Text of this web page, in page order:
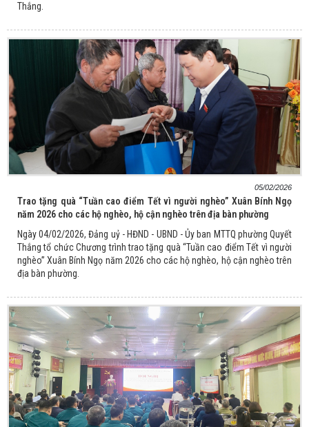
Thắng.
05/02/2026
Trao tặng quà “Tuần cao điểm Tết vì người nghèo” Xuân Bính Ngọ
năm 2026 cho các hộ nghèo, hộ cận nghèo trên địa bàn phường
Ngày 04/02/2026, Đảng uỷ - HĐND - UBND - Ủy ban MTTQ phường Quyết
Thắng tổ chức Chương trình trao tặng quà “Tuần cao điểm Tết vì người
nghèo” Xuân Bính Ngọ năm 2026 cho các hộ nghèo, hộ cận nghèo trên
địa bàn phường.